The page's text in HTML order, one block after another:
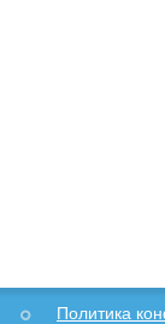
Политика